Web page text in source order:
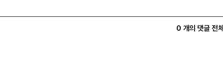
0 개의 댓글 전